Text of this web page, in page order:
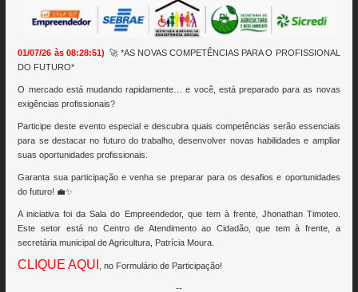
01/07/26 às 08:28:51) 🚀 *AS NOVAS COMPETÊNCIAS PARA O PROFISSIONAL
DO FUTURO*
O mercado está mudando rapidamente… e você, está preparado para as novas
exigências profissionais?
Participe deste evento especial e descubra quais competências serão essenciais
para se destacar no futuro do trabalho, desenvolver novas habilidades e ampliar
suas oportunidades profissionais.
Garanta sua participação e venha se preparar para os desafios e oportunidades
do futuro! 💼✨
A iniciativa foi da Sala do Empreendedor, que tem à frente, Jhonathan Timoteo.
Este setor está no Centro de Atendimento ao Cidadão, que tem à frente, a
secretária municipal de Agricultura, Patrícia Moura.
CLIQUE AQUI , no Formulário de Participação!
--